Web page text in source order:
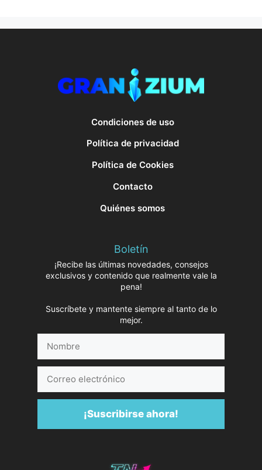
Condiciones de uso
Política de privacidad
Política de Cookies
Contacto
Quiénes somos
Boletín
¡Recibe las últimas novedades, consejos
exclusivos y contenido que realmente vale la
pena!
Suscríbete y mantente siempre al tanto de lo
mejor.
electrónico
¡Suscribirse ahora!